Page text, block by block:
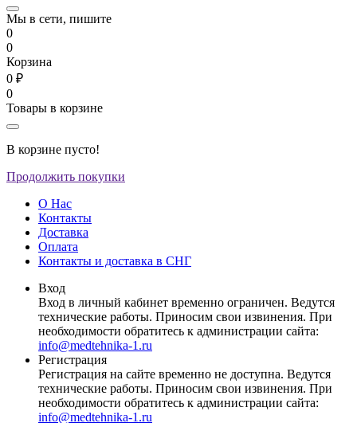
Мы в сети, пишите
0
0
Корзина
0 ₽
0
Товары в корзине
В корзине пусто!
Продолжить покупки
О Нас
Контакты
Доставка
Оплата
Контакты и доставка в СНГ
Вход
Вход в личный кабинет временно ограничен. Ведутся
технические работы. Приносим свои извинения. При
необходимости обратитесь к администрации сайта:
info@medtehnika-1.ru
Регистрация
Регистрация на сайте временно не доступна. Ведутся
технические работы. Приносим свои извинения. При
необходимости обратитесь к администрации сайта:
info@medtehnika-1.ru